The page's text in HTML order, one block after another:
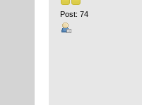
Post: 74